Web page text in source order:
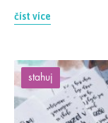
číst více
stahuj